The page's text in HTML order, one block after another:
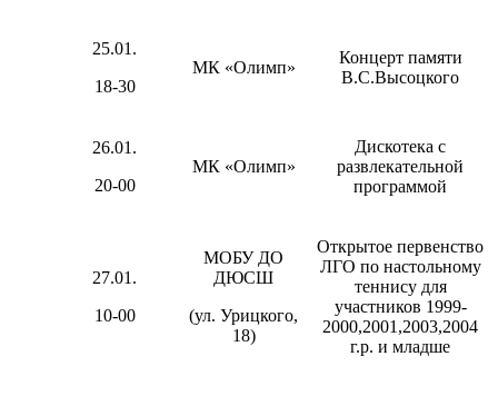
25.01.
18-30
МК «Олимп»
Концерт памяти
В.С.Высоцкого
26.01.
20-00
МК «Олимп»
Дискотека с
развлекательной
программой
27.01.
10-00
МОБУ ДО
ДЮСШ
(ул. Урицкого,
18)
Открытое первенство
ЛГО по настольному
теннису для
участников 1999-
2000,2001,2003,2004
г.р. и младше